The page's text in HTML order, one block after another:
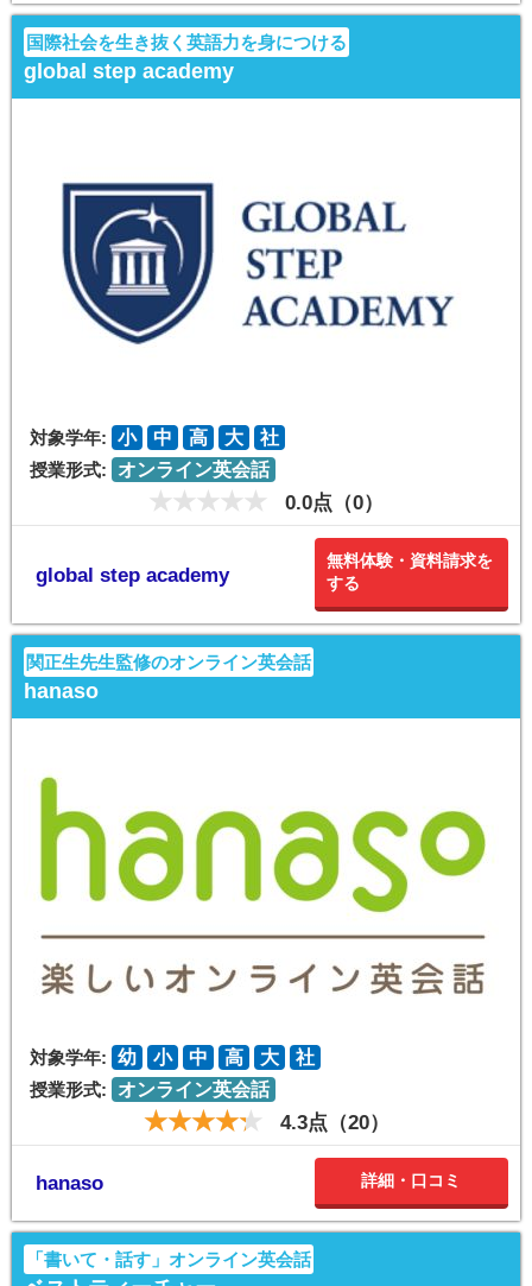
国際社会を生き抜く英語力を身につける
global step academy
対象学年: 小 中 高 大
社
授業形式:
オンライン英会話
0.0点（0）
global step academy
無料体験・資料請求を
する
関正生先生監修のオンライン英会話
hanaso
対象学年: 幼 小 中 高 大
社
授業形式:
オンライン英会話
4.3点（20）
hanaso 詳細・口コミ
「書いて・話す」オンライン英会話